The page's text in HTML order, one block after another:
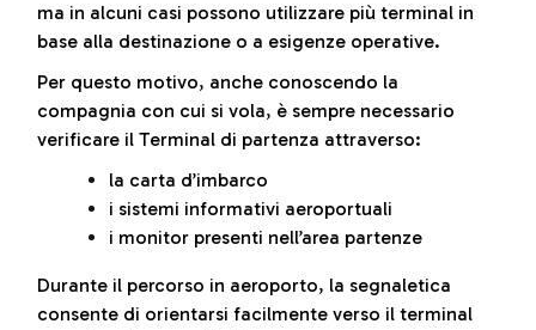
ma in alcuni casi possono utilizzare più terminal in
base alla destinazione o a esigenze operative.
Per questo motivo, anche conoscendo la
compagnia con cui si vola, è sempre necessario
verificare il Terminal di partenza attraverso:
la carta d’imbarco
i sistemi informativi aeroportuali
i monitor presenti nell’area partenze
Durante il percorso in aeroporto, la segnaletica
consente di orientarsi facilmente verso il terminal